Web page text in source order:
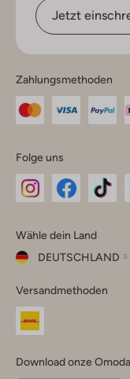
Jetzt
Zahlungsmethoden
Folge uns
Instagram
Facebook
Wähle dein Land
DEUTSCHLAND
dein
Land
Versandmethoden
Download onze